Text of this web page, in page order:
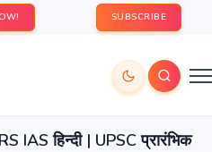
SUBSCRIBE
IAS हिन्दी | UPSC प्रारंभिक